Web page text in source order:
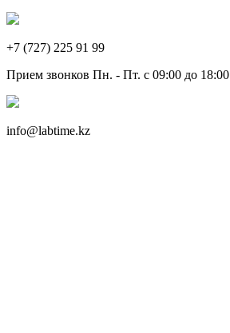
+7 (727) 225 91 99
Прием звонков Пн. - Пт. с 09:00 до 18:00
info@labtime.kz